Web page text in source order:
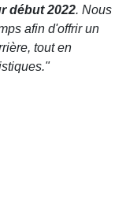
début 2022. Nous
afin d'offrir un
tout en